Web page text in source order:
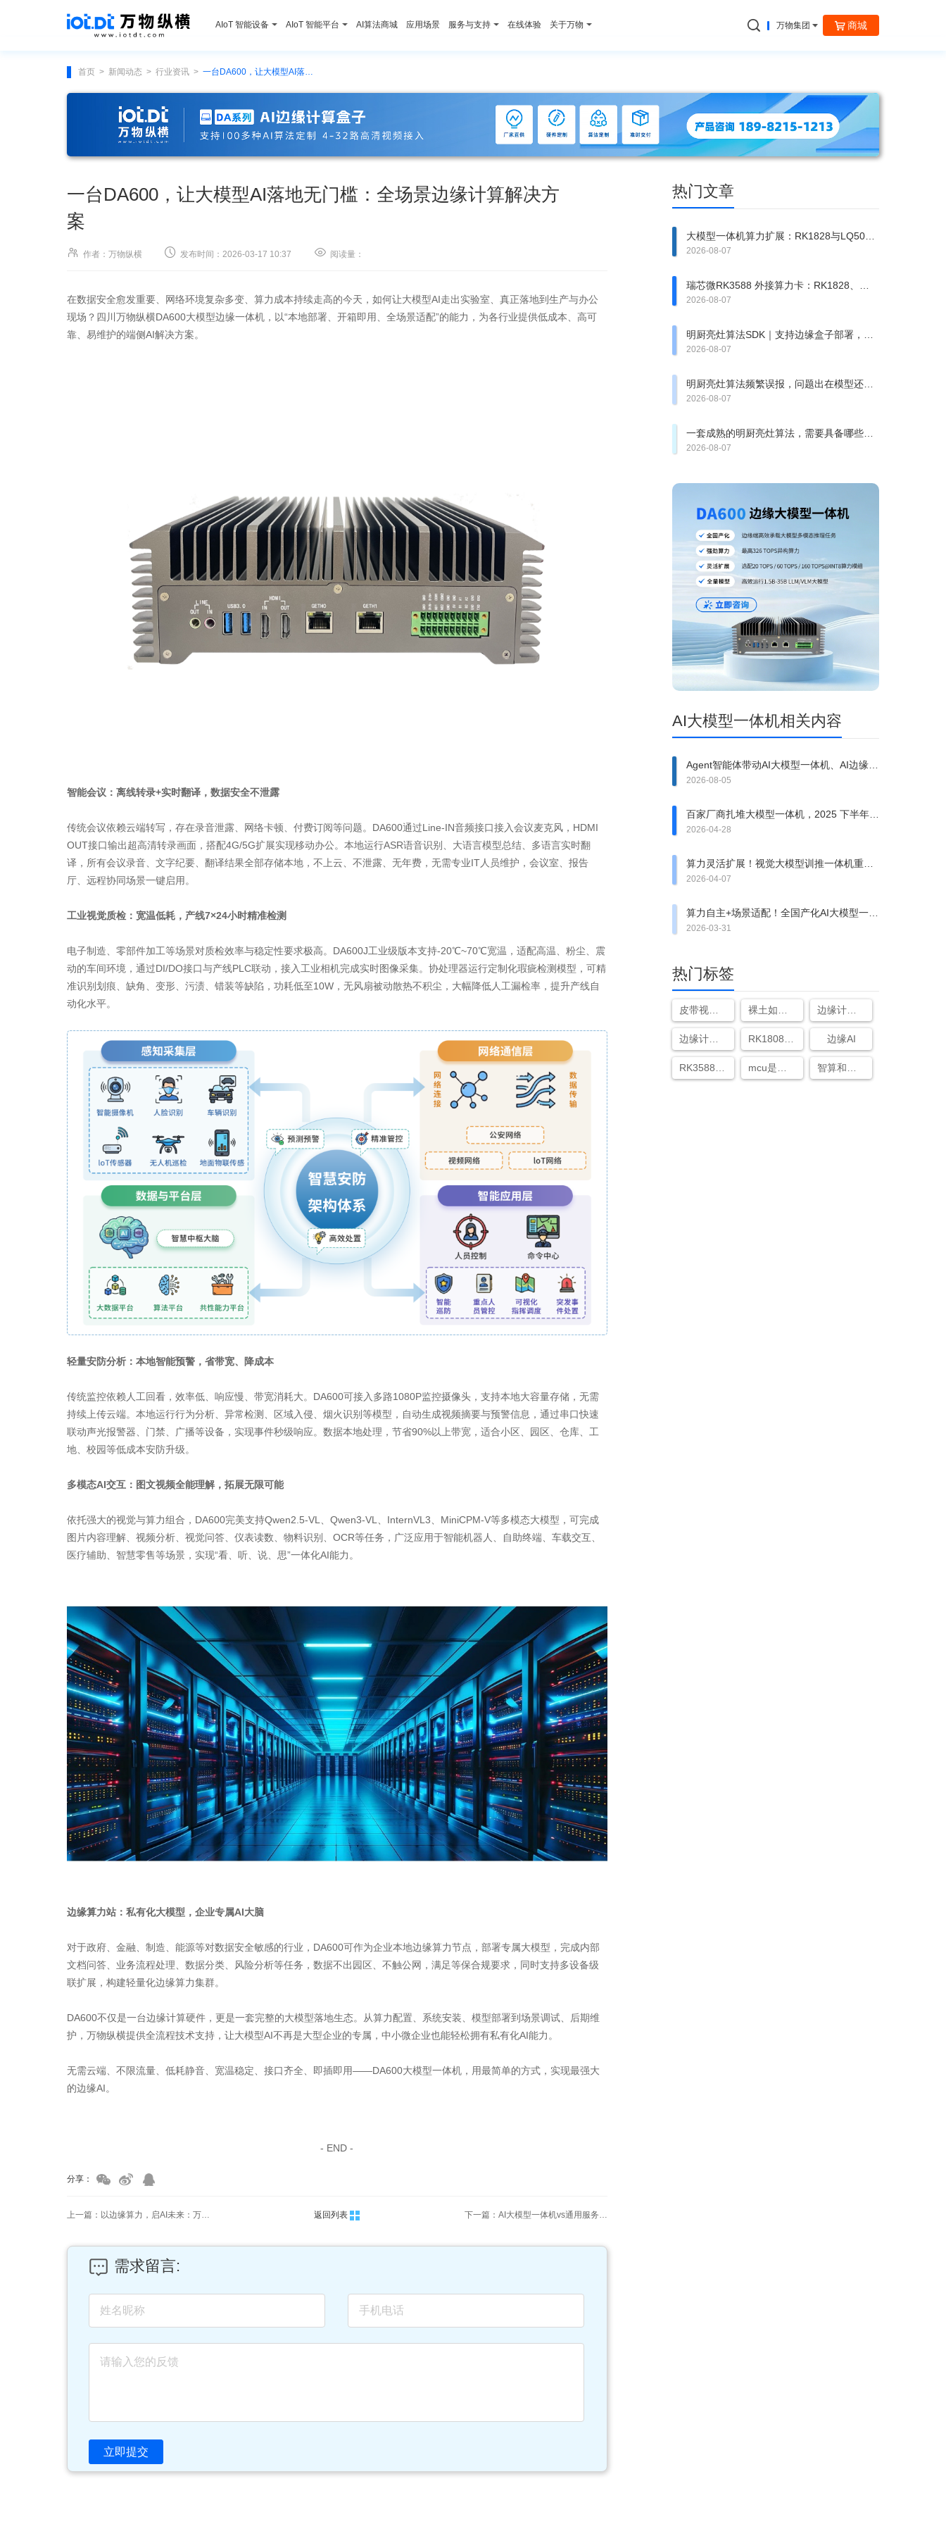
AIoT 智能设备 AIoT 智能平台 AI算法商城 应用场景 服务与支持 在线体验 关于万物 万物集团 商城
首页 > 新闻动态 > 行业资讯 > 一台DA600，让大模型AI落地无门槛：全场景边缘计算解决方案
一台DA600，让大模型AI落地无门槛：全场景边缘计算解决方
案
 作者：万物纵横  发布时间：2026-03-17 10:37  阅读量：
在数据安全愈发重要、网络环境复杂多变、算力成本持续走高的今天，如何让大模型AI走出实验室、真正落地到生产与办公
现场？四川万物纵横DA600大模型边缘一体机，以“本地部署、开箱即用、全场景适配”的能力，为各行业提供低成本、高可
靠、易维护的端侧AI解决方案。
智能会议：离线转录+实时翻译，数据安全不泄露
传统会议依赖云端转写，存在录音泄露、网络卡顿、付费订阅等问题。DA600通过Line‑IN音频接口接入会议麦克风，HDMI
OUT接口输出超高清转录画面，搭配4G/5G扩展实现移动办公。本地运行ASR语音识别、大语言模型总结、多语言实时翻
译，所有会议录音、文字纪要、翻译结果全部存储本地，不上云、不泄露、无年费，无需专业IT人员维护，会议室、报告
厅、远程协同场景一键启用。
工业视觉质检：宽温低耗，产线7×24小时精准检测
电子制造、零部件加工等场景对质检效率与稳定性要求极高。DA600J工业级版本支持‑20℃~70℃宽温，适配高温、粉尘、震
动的车间环境，通过DI/DO接口与产线PLC联动，接入工业相机完成实时图像采集。协处理器运行定制化瑕疵检测模型，可精
准识别划痕、缺角、变形、污渍、错装等缺陷，功耗低至10W，无风扇被动散热不积尘，大幅降低人工漏检率，提升产线自
动化水平。
轻量安防分析：本地智能预警，省带宽、降成本
传统监控依赖人工回看，效率低、响应慢、带宽消耗大。DA600可接入多路1080P监控摄像头，支持本地大容量存储，无需
持续上传云端。本地运行行为分析、异常检测、区域入侵、烟火识别等模型，自动生成视频摘要与预警信息，通过串口快速
联动声光报警器、门禁、广播等设备，实现事件秒级响应。数据本地处理，节省90%以上带宽，适合小区、园区、仓库、工
地、校园等低成本安防升级。
多模态AI交互：图文视频全能理解，拓展无限可能
依托强大的视觉与算力组合，DA600完美支持Qwen2.5‑VL、Qwen3‑VL、InternVL3、MiniCPM‑V等多模态大模型，可完成
图片内容理解、视频分析、视觉问答、仪表读数、物料识别、OCR等任务，广泛应用于智能机器人、自助终端、车载交互、
医疗辅助、智慧零售等场景，实现“看、听、说、思”一体化AI能力。
边缘算力站：私有化大模型，企业专属AI大脑
对于政府、金融、制造、能源等对数据安全敏感的行业，DA600可作为企业本地边缘算力节点，部署专属大模型，完成内部
文档问答、业务流程处理、数据分类、风险分析等任务，数据不出园区、不触公网，满足等保合规要求，同时支持多设备级
联扩展，构建轻量化边缘算力集群。
DA600不仅是一台边缘计算硬件，更是一套完整的大模型落地生态。从算力配置、系统安装、模型部署到场景调试、后期维
护，万物纵横提供全流程技术支持，让大模型AI不再是大型企业的专属，中小微企业也能轻松拥有私有化AI能力。
无需云端、不限流量、低耗静音、宽温稳定、接口齐全、即插即用——DA600大模型一体机，用最简单的方式，实现最强大
的边缘AI。
- END -
分享：
上一篇：以边缘算力，启AI未来：万物纵横DA600大模型一体机，重新定义端侧智能 返回列表 下一篇：AI大模型一体机vs通用服务器：核心差异与选型指南
需求留言:
立即提交
热门文章
大模型一体机算力扩展：RK1828与LQ50异
构方案拆解
2026-08-07
瑞芯微RK3588 外接算力卡：RK1828、
RK1820、LQ50 该上哪一张？
2026-08-07
明厨亮灶算法SDK｜支持边缘盒子部署，快
速完成智慧食安改造
2026-08-07
明厨亮灶算法频繁误报，问题出在模型还是
厨房复杂环境？
2026-08-07
一套成熟的明厨亮灶算法，需要具备哪些检
测能力？
2026-08-07
AI大模型一体机相关内容
Agent智能体带动AI大模型一体机、AI边缘计
算盒子需求提升
2026-08-05
百家厂商扎堆大模型一体机，2025 下半年会
洗牌吗？
2026-04-28
算力灵活扩展！视觉大模型训推一体机重构
边缘AI架构
2026-04-07
算力自主+场景适配！全国产化AI大模型一体
机的核心优势全解析
2026-03-31
热门标签
边缘AI